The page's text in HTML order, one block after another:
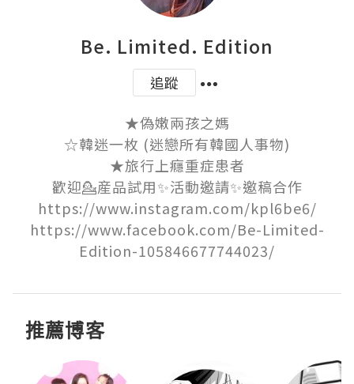
Be. Limited. Edition
追蹤
★偽嫩兩孩之媽
☆韓迷一枚 (迷戀所有韓國人事物)
★旅行上癮重症患者
歡迎💁産品試用✨活動邀請✨邀稿合作
https://www.instagram.com/kpl6be6/
https://www.facebook.com/Be-Limited-
Edition-105846677744023/
推薦博客